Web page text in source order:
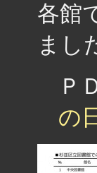
各館
まし
の